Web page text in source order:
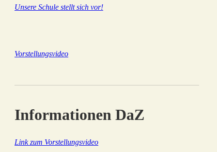
Unsere Schule stellt sich vor!
Vorstellungsvideo
Informationen DaZ
Link zum Vorstellungsvideo